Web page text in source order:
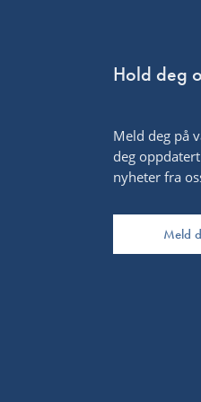
Hold deg
Meld deg på
deg
nyheter fra
Meld